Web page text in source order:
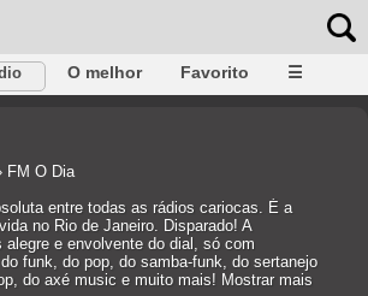
O melhor Favorito ☰
FM O Dia
entre todas as rádios cariocas. É a
no Rio de Janeiro. Disparado! A
alegre e envolvente do dial, só com
funk, do pop, do samba-funk, do sertanejo
do axé music e muito mais! Mostrar mais